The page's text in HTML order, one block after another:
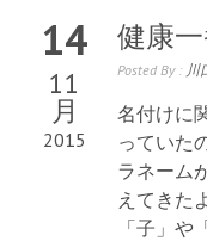
14
11
月
2015
健康
Posted By : 川
名付けに
っていた
ラネーム
えてきた
「子」